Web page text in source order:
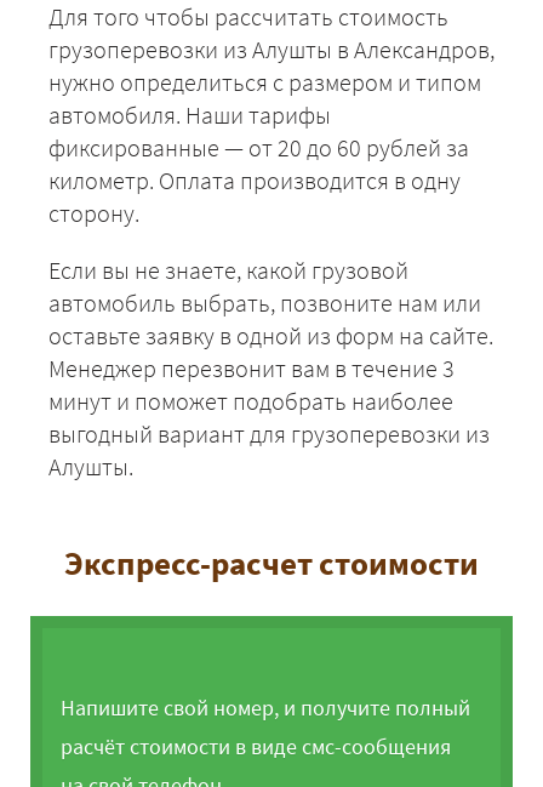
Для того чтобы рассчитать стоимость
грузоперевозки из Алушты в Александров,
нужно определиться с размером и типом
автомобиля. Наши тарифы
фиксированные — от 20 до 60 рублей за
километр. Оплата производится в одну
сторону.
Если вы не знаете, какой грузовой
автомобиль выбрать, позвоните нам или
оставьте заявку в одной из форм на сайте.
Менеджер перезвонит вам в течение 3
минут и поможет подобрать наиболее
выгодный вариант для грузоперевозки из
Алушты.
Экспресс-расчет стоимости
Напишите свой номер, и получите полный
расчёт стоимости в виде смс-сообщения